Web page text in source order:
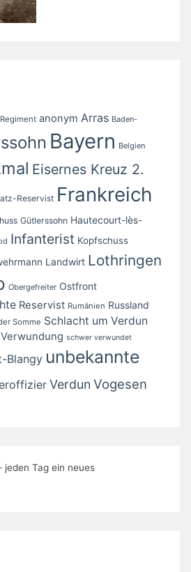
anonym Arras Baden-
Bayern Belgien
Eisernes Kreuz 2.
Reservist Frankreich
Gütlerssohn Hautecourt-lès-
Infanterist Kopfschuss
Landwirt Lothringen
Obergefreiter Ostfront
Reservist Rumänien Russland
Somme Schlacht um Verdun
schwer verwundet
Blangy unbekannte
Verdun Vogesen
jeden Tag ein neues